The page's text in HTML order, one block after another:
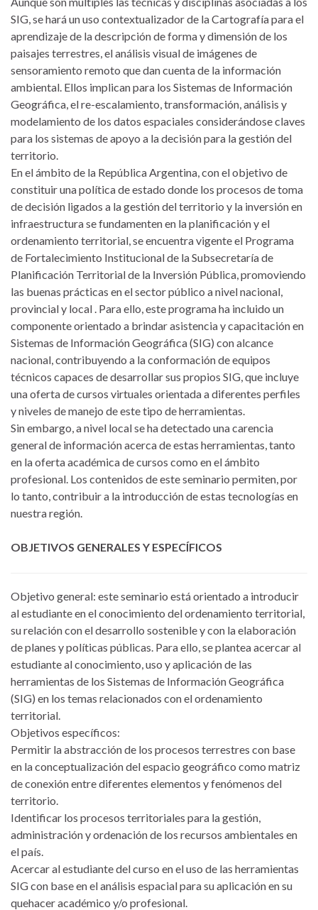
SIG, se hará un uso contextualizador de la Cartografía para el
aprendizaje de la descripción de forma y dimensión de los
paisajes terrestres, el análisis visual de imágenes de
sensoramiento remoto que dan cuenta de la información
ambiental. Ellos implican para los Sistemas de Información
Geográfica, el re-escalamiento, transformación, análisis y
modelamiento de los datos espaciales considerándose claves
para los sistemas de apoyo a la decisión para la gestión del
territorio.
En el ámbito de la República Argentina, con el objetivo de
constituir una política de estado donde los procesos de toma
de decisión ligados a la gestión del territorio y la inversión en
infraestructura se fundamenten en la planificación y el
ordenamiento territorial, se encuentra vigente el Programa
de Fortalecimiento Institucional de la Subsecretaría de
Planificación Territorial de la Inversión Pública, promoviendo
las buenas prácticas en el sector público a nivel nacional,
provincial y local . Para ello, este programa ha incluido un
componente orientado a brindar asistencia y capacitación en
Sistemas de Información Geográfica (SIG) con alcance
nacional, contribuyendo a la conformación de equipos
técnicos capaces de desarrollar sus propios SIG, que incluye
una oferta de cursos virtuales orientada a diferentes perfiles
y niveles de manejo de este tipo de herramientas.
Sin embargo, a nivel local se ha detectado una carencia
general de información acerca de estas herramientas, tanto
en la oferta académica de cursos como en el ámbito
profesional. Los contenidos de este seminario permiten, por
lo tanto, contribuir a la introducción de estas tecnologías en
nuestra región.
OBJETIVOS GENERALES Y ESPECÍFICOS
Objetivo general: este seminario está orientado a introducir
al estudiante en el conocimiento del ordenamiento territorial,
su relación con el desarrollo sostenible y con la elaboración
de planes y políticas públicas. Para ello, se plantea acercar al
estudiante al conocimiento, uso y aplicación de las
herramientas de los Sistemas de Información Geográfica
(SIG) en los temas relacionados con el ordenamiento
territorial.
Objetivos específicos:
Permitir la abstracción de los procesos terrestres con base
en la conceptualización del espacio geográfico como matriz
de conexión entre diferentes elementos y fenómenos del
territorio.
Identificar los procesos territoriales para la gestión,
administración y ordenación de los recursos ambientales en
el país.
Acercar al estudiante del curso en el uso de las herramientas
SIG con base en el análisis espacial para su aplicación en su
quehacer académico y/o profesional.